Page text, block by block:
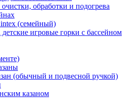
обработки и подогрева
(семейный)
игровые горки с бассейном
(обычный и подвесной ручкой)
казаном